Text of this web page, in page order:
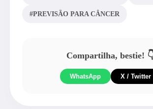
#PREVISÃO PARA CÂNCER
Compartilha, bestie!
WhatsApp X / Twitter